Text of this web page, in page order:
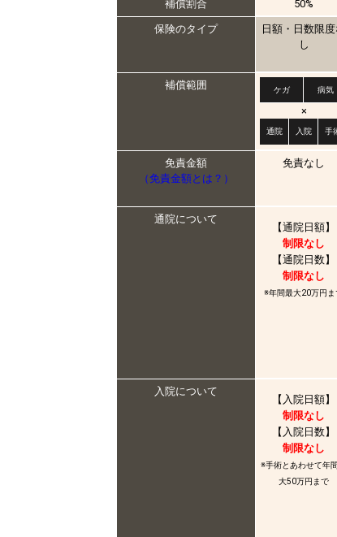
補償割合 50%
保険のタイプ
日額・日数限度
し
補償範囲 ケガ 病気
×
通院 入院 手
免責金額
（免責金額とは？）
免責なし
通院について
【通院日額】
制限なし
【通院日数】
制限なし
※年間最大20万円ま
入院について
【入院日額】
制限なし
【入院日数】
制限なし
※手術とあわせて年
大50万円まで